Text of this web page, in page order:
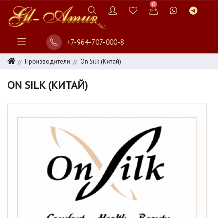
0
+7-964-707-000-8
Производители On Silk (Китай)
ON SILK (КИТАЙ)